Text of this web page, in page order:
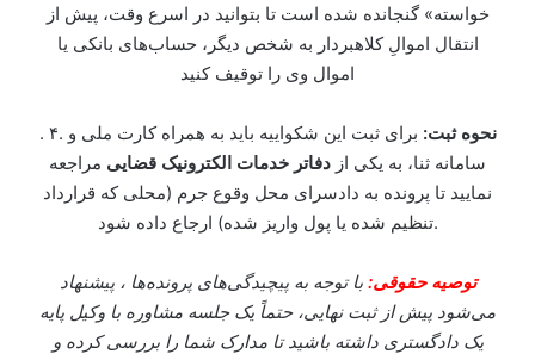
خواسته» گنجانده شده است تا بتوانید در اسرع وقت، پیش از
انتقال اموالِ کلاهبردار به شخص دیگر، حساب‌های بانکی یا
اموال وی را توقیف کنید
. ۴. نحوه ثبت: برای ثبت این شکواییه باید به همراه کارت ملی و
سامانه ثنا، به یکی از دفاتر خدمات الکترونیک قضایی مراجعه
نمایید تا پرونده به دادسرای محل وقوع جرم (محلی که قرارداد
تنظیم شده یا پول واریز شده) ارجاع داده شود.
توصیه حقوقی: با توجه به پیچیدگی‌های پرونده‌ها ، پیشنهاد
می‌شود پیش از ثبت نهایی، حتماً یک جلسه مشاوره با وکیل پایه
یک دادگستری داشته باشید تا مدارک شما را بررسی کرده و